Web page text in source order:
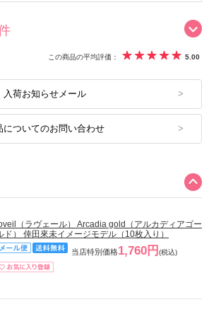
この商品の平均評価： 5.00
入荷お知らせメール
についてのお問い合わせ
（ラヴェール） Arcadia gold（アルカディアゴー
ド） 倖田來未イメージモデル（10枚入り）
当店特別価格1,760円 (税込)